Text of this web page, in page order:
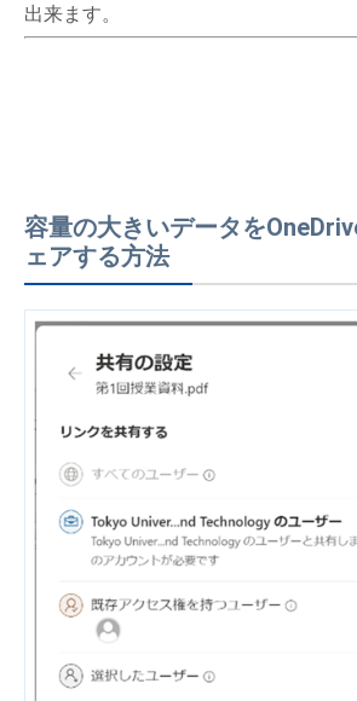
出来ます。
容量の大きいデータを
ェアする方法